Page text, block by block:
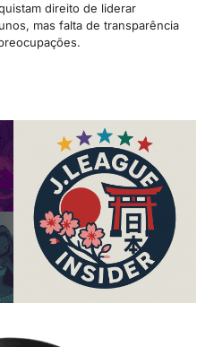
direito de liderar
mas falta de transparência